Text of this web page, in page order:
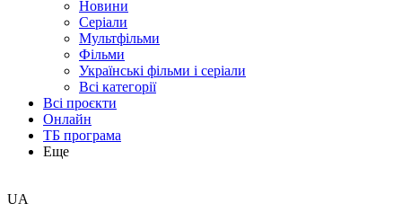
Новини
Серіали
Мультфільми
Фільми
Українські фільми і серіали
Всі категорії
Всі проєкти
Онлайн
ТБ програма
Еще
UA